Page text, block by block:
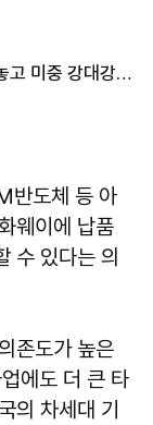
"美 제재 맞서 반중 언론재벌 체포" 홍콩 놓고 미중 강대강 대치 혼란(종합)
반도체 등 아
웨이에 납품
수 있다는 의
존도가 높은
에도 더 큰 타
의 차세대 기